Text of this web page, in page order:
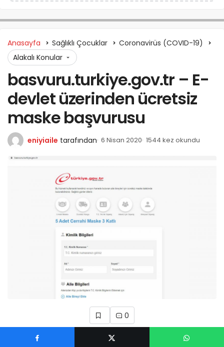
Anasayfa Sağlıklı Çocuklar
Coronavirüs (COVID-19)
Alakalı Konular
basvuru.turkiye.gov.tr – E-
devlet üzerinden ücretsiz
maske başvurusu
eniyiaile tarafından 6 Nisan 2020 1544 kez okundu
0
Corona virüs (COVID-19) ile mücadele kapsamında